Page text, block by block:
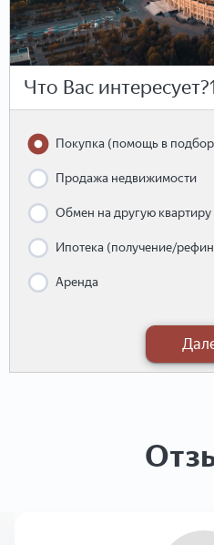
Что Вас интересует?
Покупка (помощь в
Продажа недвижимости
Обмен на другую квартиру
Ипотека (получение/
Аренда